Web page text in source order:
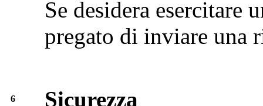
Se desidera esercitare
pregato di inviare una
6
Sicurezza